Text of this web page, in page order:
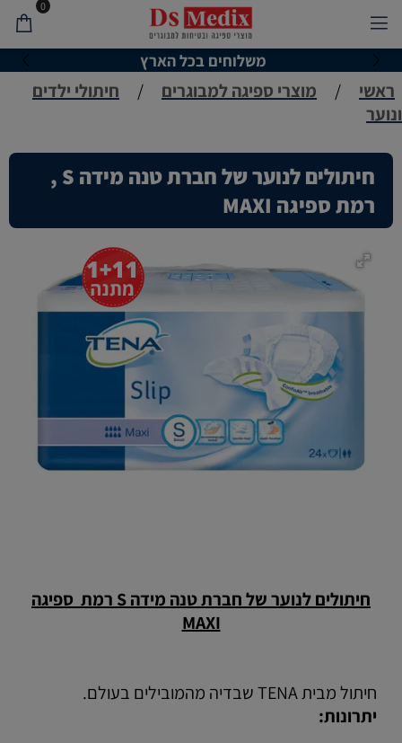
משלוחים בכל הארץ
0
ראשי / מוצרי ספיגה למבוגרים /
חיתולי ילדים
ונוער
חיתולים לנוער של חברת טנה מידה S ,
רמת ספיגה MAXI
חיתולים לנוער של חברת טנה מידה S רמת ספיגה
MAXI
חיתול מבית TENA שבדיה מהמובילים בעולם.
יתרונות: